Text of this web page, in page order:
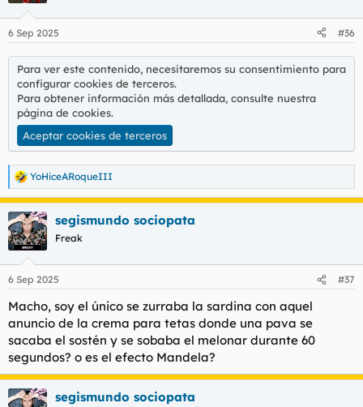
6 Sep 2025 #36
Para ver este contenido, necesitaremos su consentimiento para
configurar cookies de terceros.
Para obtener información más detallada, consulte nuestra
página de cookies.
Aceptar cookies de terceros
R
e
a
c
c
i
e
:
YoHiceARoqueIII
segismundo sociopata
Freak
6 Sep 2025 #37
Macho, soy el único se zurraba la sardina con aquel
anuncio de la crema para tetas donde una pava se
sacaba el sostén y se sobaba el melonar durante 60
segundos? o es el efecto Mandela?
segismundo sociopata